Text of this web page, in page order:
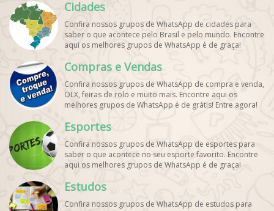
graça!
Cidades
Confira nossos grupos de WhatsApp de cidades para
saber o que acontece pelo Brasil e pelo mundo. Encontre
aqui os melhores grupos de WhatsApp é de graça!
Compras e Vendas
Confira nossos grupos de WhatsApp de compra e venda,
OLX, feiras de rolo e muito mais. Encontre aqui os
melhores grupos de WhatsApp é de grátis! Entre agora!
Esportes
Confira nossos grupos de WhatsApp de esportes para
saber o que acontece no seu esporte favorito. Encontre
aqui os melhores grupos de WhatsApp é de graça!
Estudos
Confira nossos grupos de WhatsApp de estudos para